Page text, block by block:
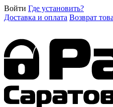
Войти Где установить?
Доставка и оплата Возврат